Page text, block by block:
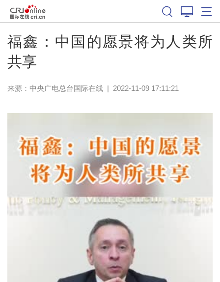
福鑫：中国的愿景将为人类所
共享
来源：中央广电总台国际在线| 2022-11-09 17:11:21